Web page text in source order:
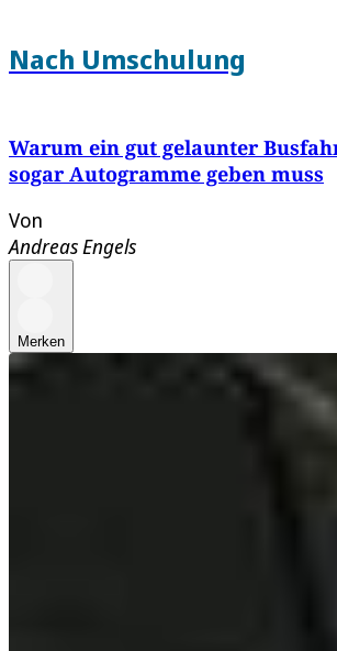
Nach Umschulung
Warum ein gut gelaunter
sogar Autogramme geben muss
Von
Andreas Engels
Merken